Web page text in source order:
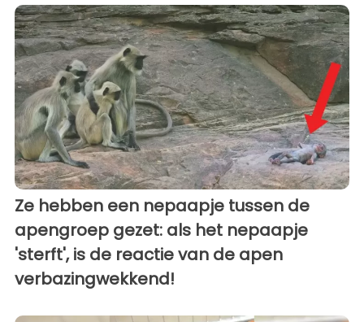
Ze hebben een nepaapje tussen de
apengroep gezet: als het nepaapje
'sterft', is de reactie van de apen
verbazingwekkend!